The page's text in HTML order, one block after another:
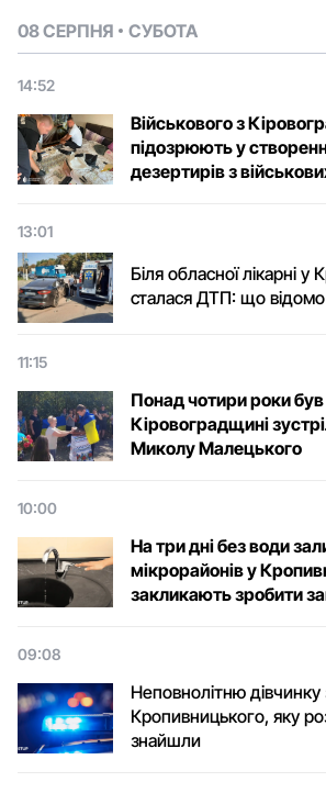
08 СЕРПНЯ СУБОТА
14:52
Військового з
підозрюють у
дезертирів з
13:01
Біля обласної лікарні
сталася ДТП: що відомо
11:15
Понад чотири роки був
Кіровоградщині
Микoлу Малецькoгo
10:00
На три дні без води
мікрорайонів у
закликають зробити
09:08
Неповнолітню дівчинку
Кропивницького, яку
знайшли